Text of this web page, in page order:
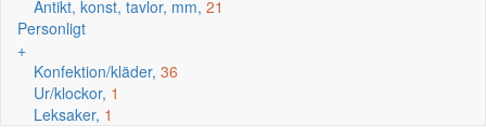
Antikt, konst, tavlor, mm, 21
Personligt
+
Konfektion/kläder, 36
Ur/klockor, 1
Leksaker, 1